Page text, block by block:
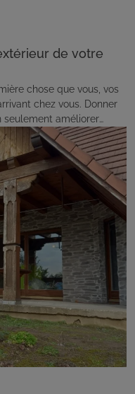
de votre
chose que vous, vos
chez vous. Donner
seulement améliorer
lui donner une nouvelle